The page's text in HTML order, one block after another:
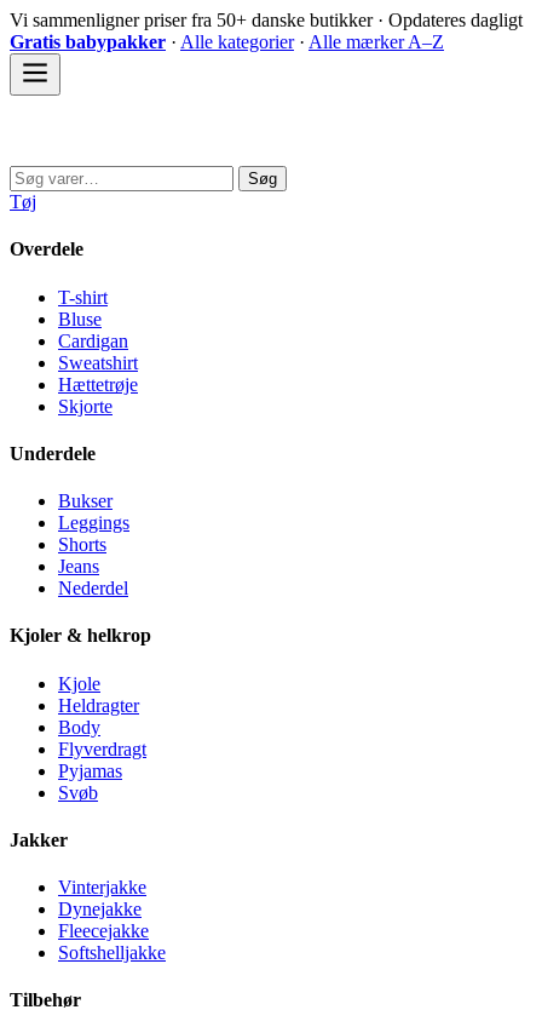
Spring
til
indhold
Vi sammenligner priser fra 50+ danske butikker · Opdateres dagligt
Gratis babypakker · Alle kategorier· Alle mærker A–Z
Søg
efter:
Søg
Tøj
Overdele
T-shirt
Bluse
Cardigan
Sweatshirt
Hættetrøje
Skjorte
Underdele
Bukser
Leggings
Shorts
Jeans
Nederdel
Kjoler & helkrop
Kjole
Heldragter
Body
Flyverdragt
Pyjamas
Svøb
Jakker
Vinterjakke
Dynejakke
Fleecejakke
Softshelljakke
Tilbehør